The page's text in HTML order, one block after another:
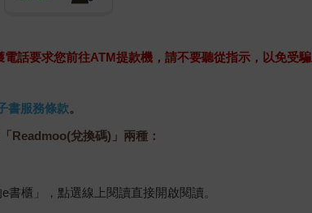
話要求您前往ATM提款機，請不要聽從指示，以免受騙
書服務條款。
Readmoo(兌換碼)」兩種：
櫃」，點選線上閱讀直接開啟閱讀。